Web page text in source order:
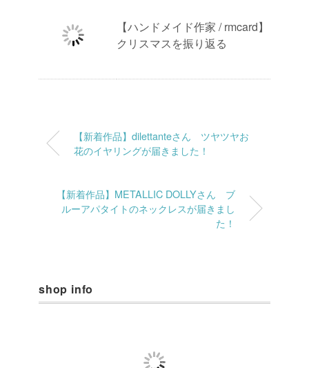
【ハンドメイド作家 / rmcard】
クリスマスを振り返る
【新着作品】dilettanteさん ツヤツヤお
花のイヤリングが届きました！
【新着作品】METALLIC DOLLYさん ブ
ルーアパタイトのネックレスが届きまし
た！
shop info